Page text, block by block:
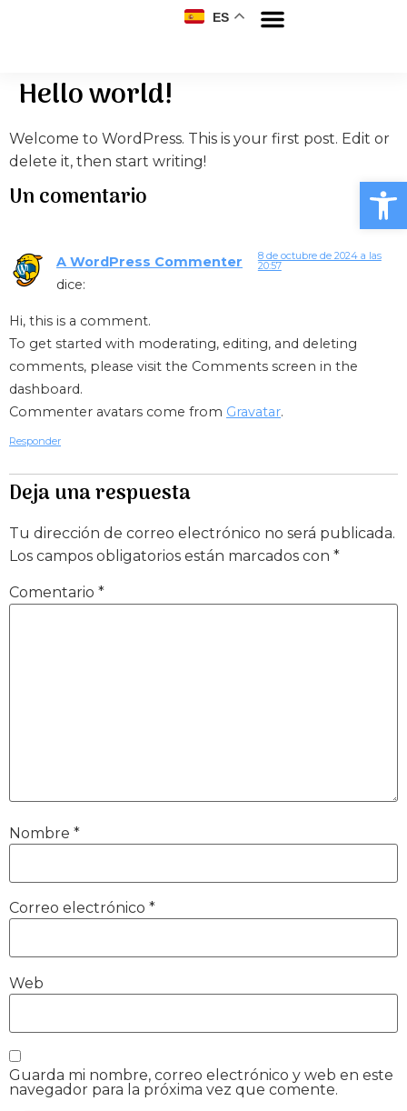
ES
Hello world!
Welcome to WordPress. This is your first post. Edit or
delete it, then start writing!
Un comentario
A WordPress Commenter
dice:
8 de octubre de 2024 a las
20:57
Hi, this is a comment.
To get started with moderating, editing, and deleting
comments, please visit the Comments screen in the
dashboard.
Commenter avatars come from Gravatar.
Responder
Deja una respuesta
Tu dirección de correo electrónico no será publicada.
Los campos obligatorios están marcados con *
Comentario *
Nombre *
Correo electrónico *
Web
Guarda mi nombre, correo electrónico y web en este
navegador para la próxima vez que comente.